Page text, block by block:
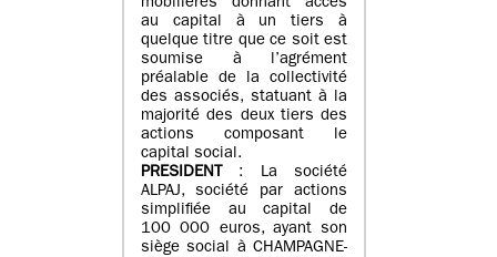
mobilières donnant accès
au capital à un tiers à
quelque titre que ce soit est
soumise à l’agrément
préalable de la collectivité
des associés, statuant à la
majorité des deux tiers des
actions composant le
capital social.
PRESIDENT
: La société
ALPAJ, société par actions
simplifiée au capital de
100 000 euros, ayant son
siège social à CHAMPAGNE-